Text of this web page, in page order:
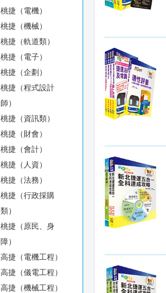
桃捷（電機）
桃捷（機械）
桃捷（軌道類）
桃捷（電子）
桃捷（企劃）
桃捷（程式設計
師）
桃捷（資訊類）
桃捷（財會）
桃捷（會計）
桃捷（人資）
桃捷（法務）
桃捷（行政採購
類）
桃捷（原民、身
障）
高捷（電機工程）
高捷（儀電工程）
高捷（機械工程）